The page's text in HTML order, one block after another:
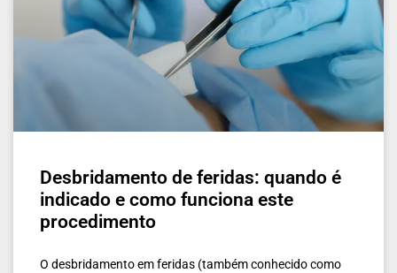
Desbridamento de feridas: quando é
indicado e como funciona este
procedimento
O desbridamento em feridas (também conhecido como